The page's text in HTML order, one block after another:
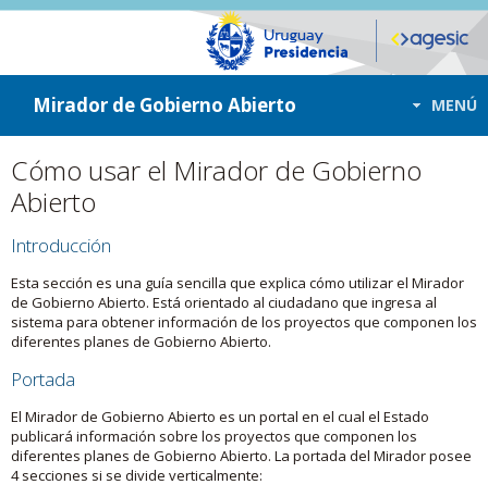
ir a contenido
ir al menú
Mirador de Gobierno Abierto MENÚ
Cómo usar el Mirador de Gobierno
Abierto
Introducción
Esta sección es una guía sencilla que explica cómo utilizar el Mirador
de Gobierno Abierto. Está orientado al ciudadano que ingresa al
sistema para obtener información de los proyectos que componen los
diferentes planes de Gobierno Abierto.
Portada
El Mirador de Gobierno Abierto es un portal en el cual el Estado
publicará información sobre los proyectos que componen los
diferentes planes de Gobierno Abierto. La portada del Mirador posee
4 secciones si se divide verticalmente: